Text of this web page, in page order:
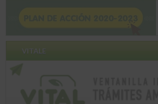
VITALE